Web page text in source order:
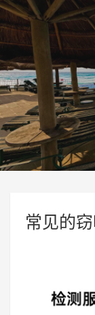
常见的